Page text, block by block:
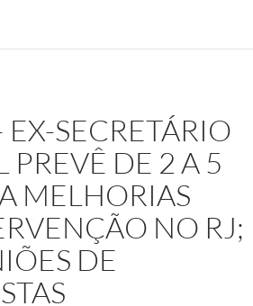
SECRETÁRIO
DE 2 A 5
MELHORIAS
NO RJ;
DE